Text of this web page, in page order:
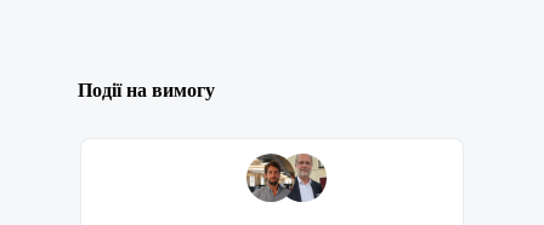
Події на вимогу